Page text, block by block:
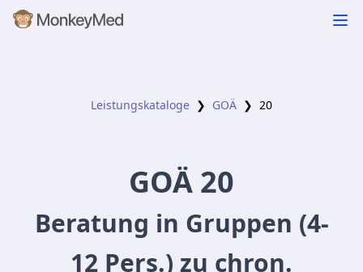
Leistungskataloge ❯ GOÄ ❯ 20
GOÄ 20
Beratung in Gruppen (4-
12 Pers.) zu chron.